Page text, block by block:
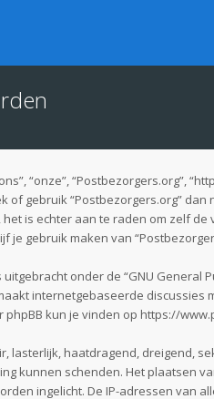
“onze”, “Postbezorgers.org”,
gebruik “Postbezorgers.org”
is echter aan te raden om zelf
je gebruik maken van
onder de “GNU General
internetgebaseerde
kun je vinden op https://
lasterlijk, haatdragend, dreigend,
kunnen schenden. Het plaatsen
ingelicht. De IP-adressen van